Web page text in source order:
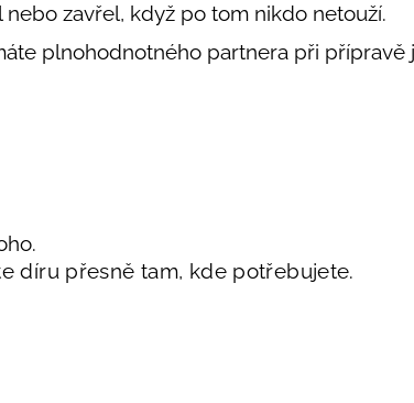
zavřel, když po tom nikdo netouží.
plnohodnotného partnera při přípravě
díru přesně tam, kde potřebujete.